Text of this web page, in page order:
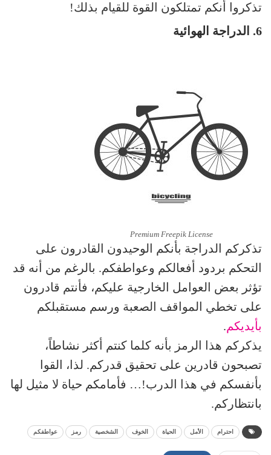
تذكروا أنكم تمتلكون القوة للقيام بذلك!
6. الدراجة الهوائية
Premium Freepik License
تذكركم الدراجة بأنكم الوحيدون القادرون على
التحكم بردود أفعالكم وعواطفكم. بالرغم من أنه قد
تؤثر بعض العوامل الخارجية عليكم، فأنتم قادرون
على تخطي المواقف الصعبة ورسم مستقبلكم
بأيديكم.
يذكركم هذا الرمز بأنه كلما كنتم أكثر نشاطاً،
تصبحون قادرين على تحقيق قدركم. لذا، القوا
بأنفسكم في هذا الدرب!… فأمامكم حياة لا مثيل لها
بانتظاركم.
احترام الأمل الحياة الخوف الشخصية رمز عواطفكم